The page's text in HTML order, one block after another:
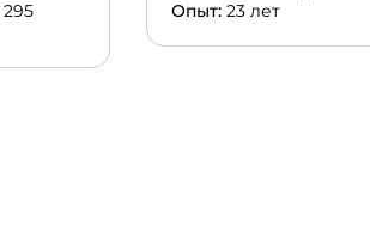
295
Опыт: 23 лет